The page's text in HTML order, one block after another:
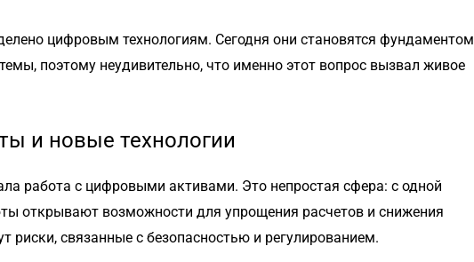
цифровым технологиям. Сегодня они становятся фундаментом
поэтому неудивительно, что именно этот вопрос вызвал живое
и новые технологии
работа с цифровыми активами. Это непростая сфера: с одной
открывают возможности для упрощения расчетов и снижения
риски, связанные с безопасностью и регулированием.